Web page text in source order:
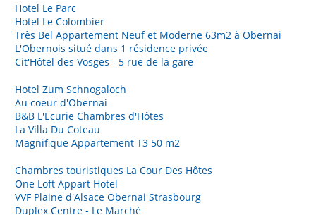
Hotel Le Parc
Hotel Le Colombier
Très Bel Appartement Neuf et Moderne 63m2 à Obernai
L'Obernois situé dans 1 résidence privée
Cit'Hôtel des Vosges - 5 rue de la gare
Hotel Zum Schnogaloch
Au coeur d'Obernai
B&B L'Ecurie Chambres d'Hôtes
La Villa Du Coteau
Magnifique Appartement T3 50 m2
Chambres touristiques La Cour Des Hôtes
One Loft Appart Hotel
VVF Plaine d'Alsace Obernai Strasbourg
Duplex Centre - Le Marché